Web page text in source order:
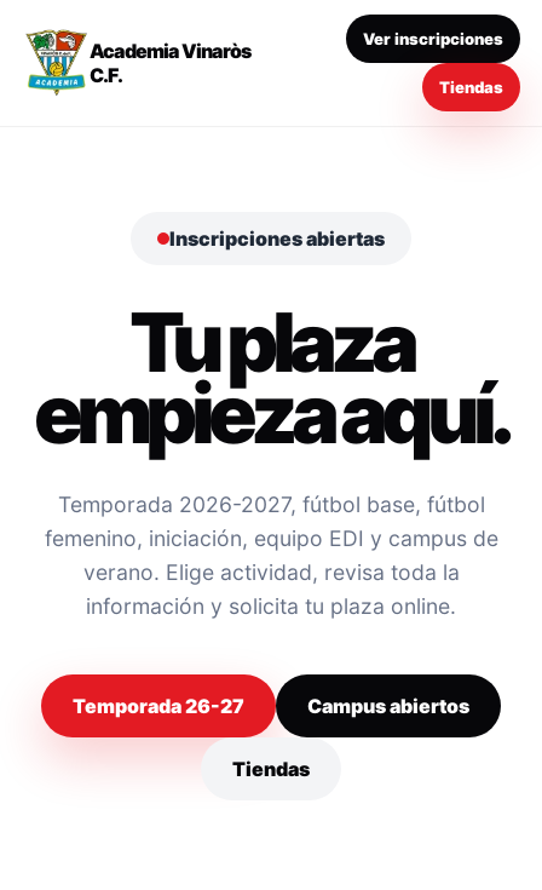
Academia Vinaròs
C.F.
Ver inscripciones
Tiendas
Inscripciones abiertas
Tu plaza
empieza aquí.
Temporada 2026-2027, fútbol base, fútbol
femenino, iniciación, equipo EDI y campus de
verano. Elige actividad, revisa toda la
información y solicita tu plaza online.
Temporada 26-27 Campus abiertos
Tiendas